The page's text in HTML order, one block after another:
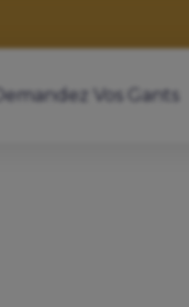
Demandez Vos Gants